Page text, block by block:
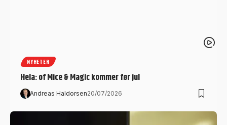
NYHETER
Hela: of Mice & Magic kommer før jul
Andreas Haldorsen20/07/2026